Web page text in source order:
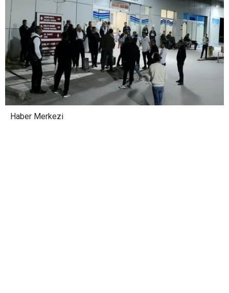
Haber Merkezi